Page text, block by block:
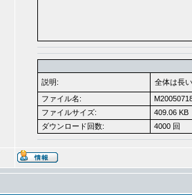
説明: 全体は長
ファイル名:
ファイルサイズ:
409.06 KB
ダウンロード回数:
4000 回